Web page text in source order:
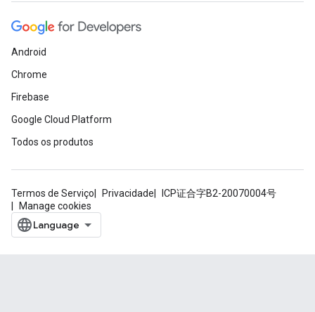
Android
Chrome
Firebase
Google Cloud Platform
Todos os produtos
Termos de Serviço Privacidade
ICP证合字B2-20070004号
Manage cookies